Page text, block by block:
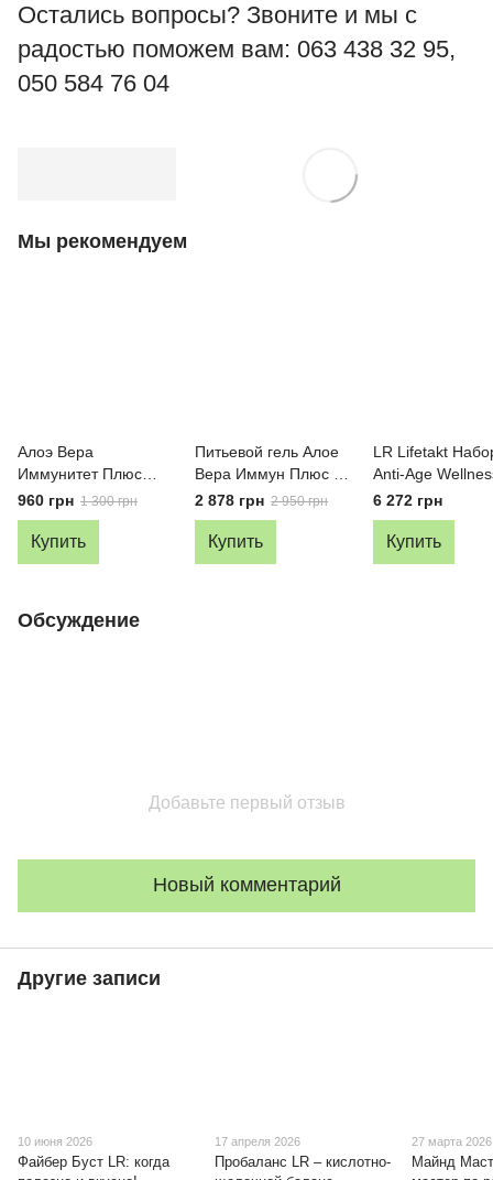
Остались вопросы? Звоните и мы с
радостью поможем вам: 063 438 32 95,
050 584 76 04
Мы рекомендуем
Алоэ Вера
Иммунитет Плюс
питьевой гель LR
Lifetakt, 1 л
960 грн 1 300 грн
Купить
Питьевой гель Алое
Вера Иммун Плюс с
имбирём LR, 3 л
2 878 грн 2 950 грн
Купить
LR Lifetakt
Anti-Age
Иммунитет
Рейши)
6 272 грн
Купить
Обсуждение
Добавьте первый отзыв
Новый комментарий
Другие записи
10 июня 2026
Файбер Буст LR: когда
17 апреля 2026
Пробаланс LR – кислотно-
27 марта 2026
Майнд